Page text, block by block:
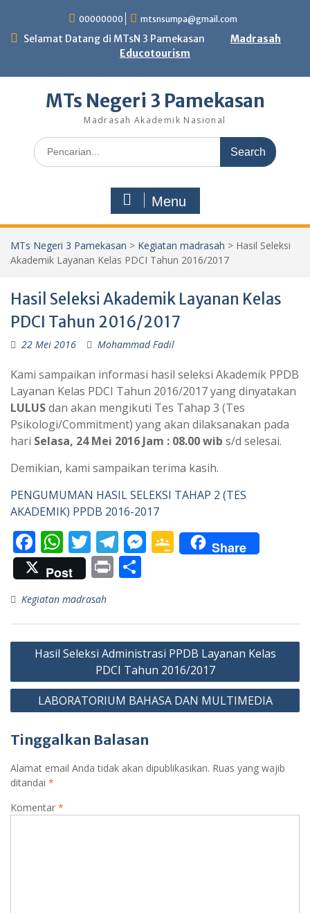
content
00000000 mtsnsumpa@gmail.com
Selamat Datang di MTsN 3 Pamekasan
Madrasah
Educotourism
MTs Negeri 3 Pamekasan
Madrasah Akademik Nasional
Search
for:
Menu
MTs Negeri 3 Pamekasan > Kegiatan madrasah > Hasil Seleksi
Akademik Layanan Kelas PDCI Tahun 2016/2017
Hasil Seleksi Akademik Layanan Kelas
PDCI Tahun 2016/2017
22 Mei 2016 Mohammad Fadil
Kami sampaikan informasi hasil seleksi Akademik PPDB
Layanan Kelas PDCI Tahun 2016/2017 yang dinyatakan
LULUSdan akan mengikuti Tes Tahap 3 (Tes
Psikologi/Commitment) yang akan dilaksanakan pada
hari Selasa, 24 Mei 2016 Jam : 08.00 wib s/d selesai.
Demikian, kami sampaikan terima kasih.
PENGUMUMAN HASIL SELEKSI TAHAP 2 (TES
AKADEMIK) PPDB 2016-2017
F
ac
e
b
o
o
k
W
h
at
s
A
p
p
T
w
itt
er
T
el
e
a
m
M
n
g
er
G
o
e
Cl
as
sr
o
m
Share
Post
Pr
e
Kegiatan madrasah
Navigasi
Hasil Seleksi Administrasi PPDB Layanan Kelas
PDCI Tahun 2016/2017
LABORATORIUM BAHASA DAN MULTIMEDIA
Tinggalkan Balasan
Alamat email Anda tidak akan dipublikasikan. Ruas yang wajib
ditandai *
Komentar *